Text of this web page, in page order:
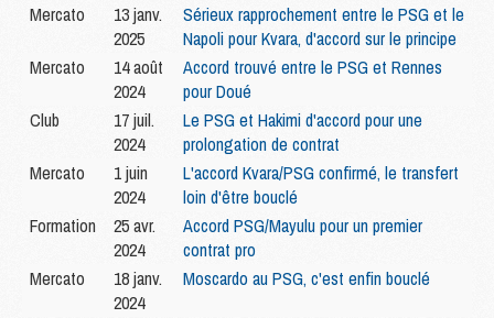
Mercato
13 janv.
2025
Sérieux rapprochement entre le PSG et le
Napoli pour Kvara, d'accord sur le principe
Mercato
14 août
2024
Accord trouvé entre le PSG et Rennes
pour Doué
Club
17 juil.
2024
Le PSG et Hakimi d'accord pour une
prolongation de contrat
Mercato
1 juin
2024
L'accord Kvara/PSG confirmé, le transfert
loin d'être bouclé
Formation
25 avr.
2024
Accord PSG/Mayulu pour un premier
contrat pro
Mercato
18 janv.
2024
Moscardo au PSG, c'est enfin bouclé